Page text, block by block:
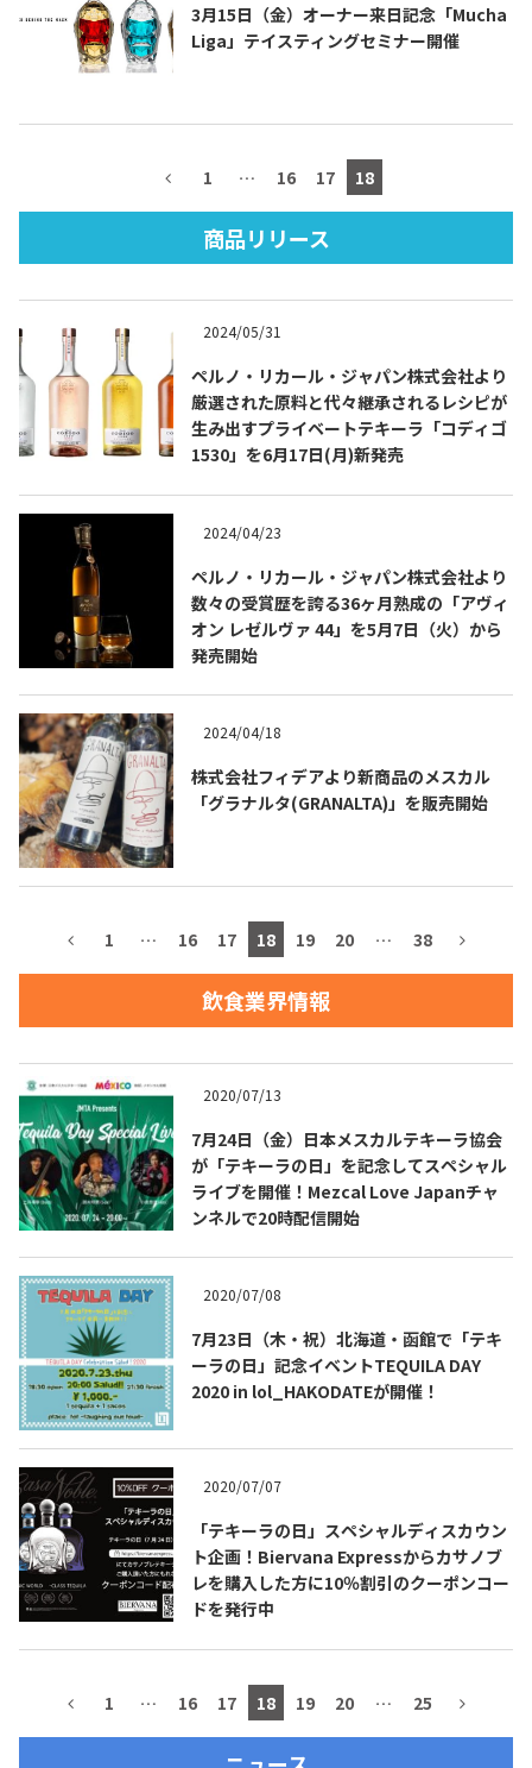
TEQUILA JOURNAL
About
テキーラのつくり方 テキーラマーケット
メキシコ料理
メキシコの記念日 トピックス
イベント一覧
お問合せ
COPYRIGHT © JUAST All rights reserved.
3月15日（金）オーナー来日記念「Mucha
Liga」テイスティングセミナー開催
1 … 16 17 18
商品リリース
2024/05/31
ペルノ・リカール・ジャパン株式会社より
厳選された原料と代々継承されるレシピが
生み出すプライベートテキーラ「コディゴ
1530」を6月17日(月)新発売
2024/04/23
ペルノ・リカール・ジャパン株式会社より
数々の受賞歴を誇る36ヶ月熟成の「アヴィ
オン レゼルヴァ 44」を5月7日（火）から
発売開始
2024/04/18
株式会社フィデアより新商品のメスカル
「グラナルタ(GRANALTA)」を販売開始
1 … 16 17 18 19 20 … 38
飲食業界情報
2020/07/13
7月24日（金）日本メスカルテキーラ協会
が「テキーラの日」を記念してスペシャル
ライブを開催！Mezcal Love Japanチャ
ンネルで20時配信開始
2020/07/08
7月23日（木・祝）北海道・函館で「テキ
ーラの日」記念イベントTEQUILA DAY
2020 in lol_HAKODATEが開催！
2020/07/07
「テキーラの日」スペシャルディスカウン
ト企画！Biervana Expressからカサノブ
レを購入した方に10％割引のクーポンコー
ドを発行中
1 … 16 17 18 19 20 … 25